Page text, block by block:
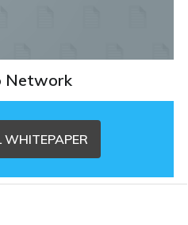
Network
WHITEPAPER